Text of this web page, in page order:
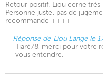
Retour positif. Liou cerne très
Personne juste, pas de
recommande ++++
Réponse de Liou Lange le
Tiaré78, merci pour votre
vous entendre.